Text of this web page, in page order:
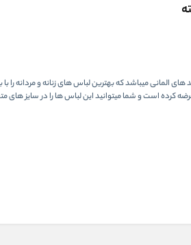
های المانی میباشد که بهترین لباس های زنانه و مردانه را با
کرده است و شما میتوانید این لباس ها را در سایز های